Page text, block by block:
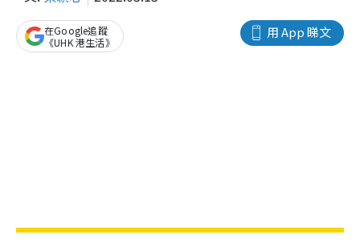
用 App 睇文
在Google追蹤
《UHK 港生活》